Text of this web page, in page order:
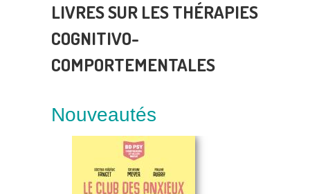
LIVRES SUR LES THÉRAPIES
COGNITIVO-
COMPORTEMENTALES
Nouveautés